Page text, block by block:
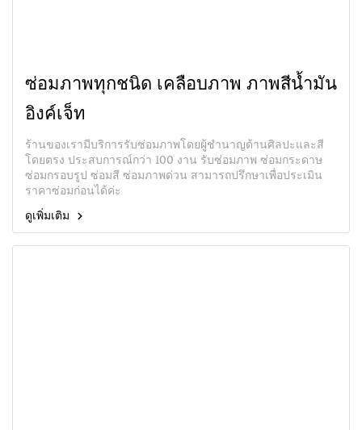
ซ่อมภาพทุกชนิด เคลือบภาพ ภาพสีนํ้ามัน
อิงค์เจ็ท
ร้านของเรามีบริการรับซ่อมภาพโดยผู้ชำนาญด้านศิลปะและสี
โดยตรง ประสบการณ์กว่า 100 งาน รับซ่อมภาพ ซ่อมกระดาษ
ซ่อมกรอบรูป ซ่อมสี ซ่อมภาพด่วน สามารถปรึกษาเพื่อประเมิน
ราคาซ่อมก่อนได้ค่ะ
ดูเพิ่มเติม